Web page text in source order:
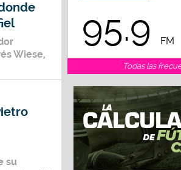
Wiese,
su
95.9 FM
Todas las